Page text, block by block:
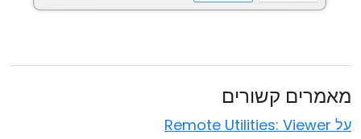
מאמרים קשורים
על Remote Utilities: Viewer